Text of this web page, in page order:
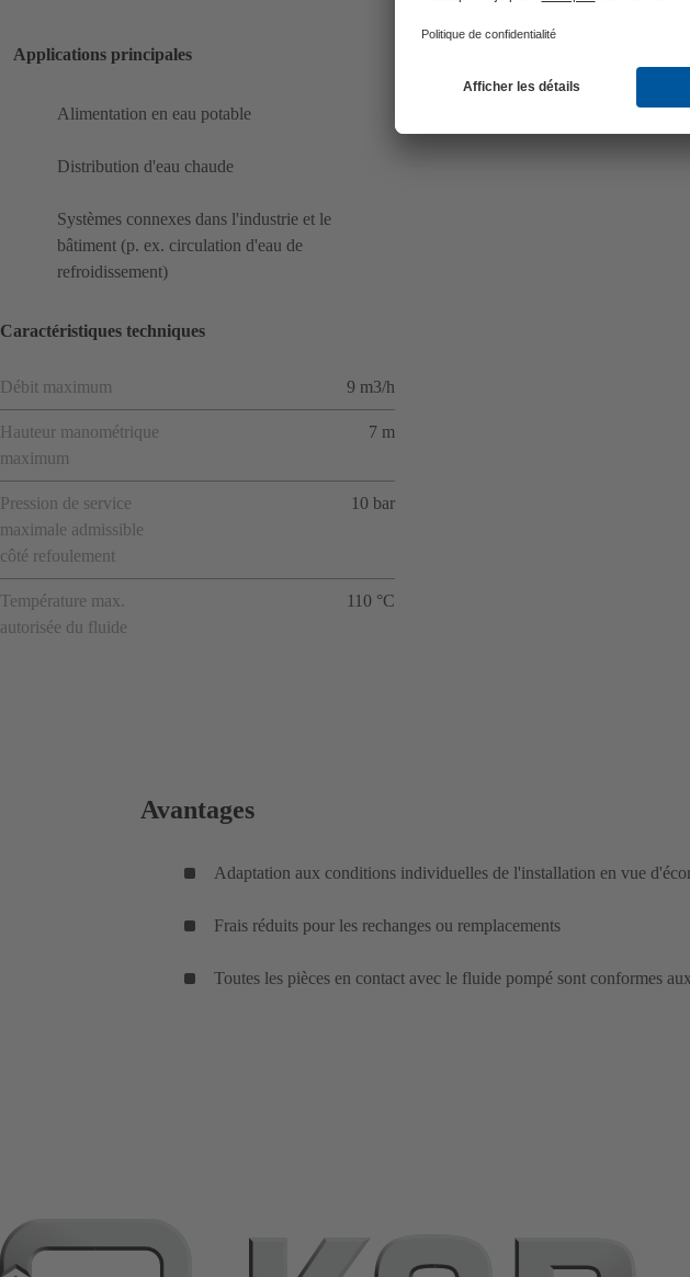
Applications principales
Alimentation en eau potable
Distribution d'eau chaude
Systèmes connexes dans l'industrie et le
bâtiment (p. ex. circulation d'eau de
refroidissement)
Caractéristiques techniques
Débit maximum 9 m3/h
Hauteur manométrique
maximum
7 m
Pression de service
maximale admissible
côté refoulement
10 bar
Température max.
autorisée du fluide
110 °C
Avantages
Adaptation aux conditions individuelles de l'installation en vue
Frais réduits pour les rechanges ou remplacements
Toutes les pièces en contact avec le fluide pompé sont conformes